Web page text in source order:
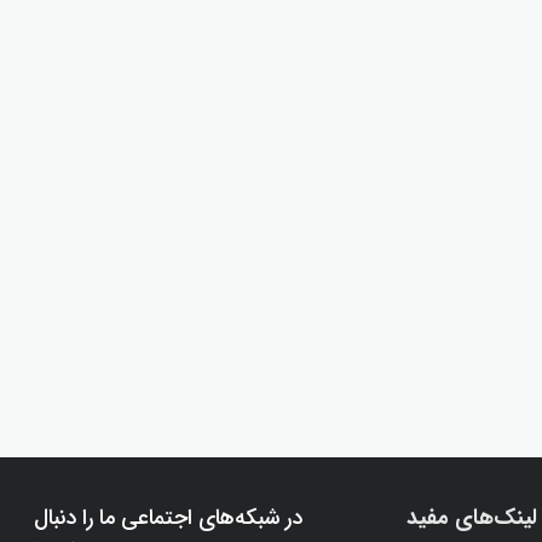
لینک‌های مفید
در شبکه‌های اجتماعی ما را دنبال